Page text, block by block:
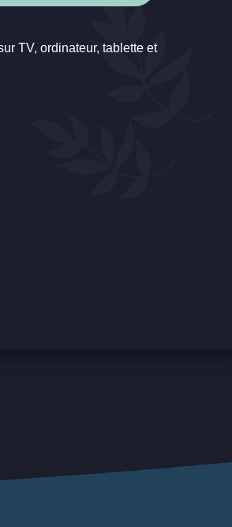
TV, ordinateur, tablette et